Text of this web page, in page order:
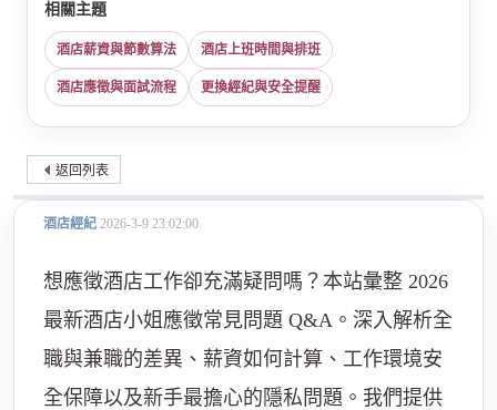
相關主題
酒店薪資與節數算法 酒店上班時間與排班
酒店應徵與面試流程 更換經紀與安全提醒
返回列表
酒店經紀 2026-3-9 23:02:00
想應徵酒店工作卻充滿疑問嗎？本站彙整 2026
最新酒店小姐應徵常見問題 Q&A。深入解析全
職與兼職的差異、薪資如何計算、工作環境安
全保障以及新手最擔心的隱私問題。我們提供